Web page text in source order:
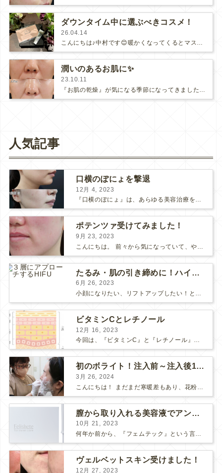
ダウンタイム中に選ぶべきコスメ！
26.04.14
こんにちは♪中村です😊暖かくなってくるとマスクすら暑くて、冬に比べるとダウンタイムを隠しづらくなります…😞美容の治療に力を入れた…
潤いのあるお肌に✨
23.10.11
人気記事
口横のぽにょを撃退
12月 4, 2023
『口横のぽにょ』は、あらゆる美容治療を行ってもなかなか良くならないことで有名ですね。 糸リフトは口横にフォーカスするのは難しいですし、ショッピングスレッドを毎月受けるにはコストがかかります… ...
ポテンツァ受けてみました！
9月 23, 2023
たるみ・肌の引き締めに！ハイフとポテンツァどっちがいい？
6月 26, 2023
小顔になりたい、リフトアップしたい！という方で、 HIFUにしようか、 ポテンツァにしようか、 と迷っている方も多いようです。 HIFUもポテンツァも、たるみや肌の引き締め効果のある人気の...
ビタミンCとレチノール
12月 16, 2023
今回は、『ビタミンC』と『レチノール』についてお話しします。 “美肌成分”の代表的な存在である「ビタミンC」と「レチノール」 美容意識の高い皆さまなら耳にしたことがあると思います。 それ...
初のボライト！注入前～注入後1週間の感想
3月 26, 2024
膣から取り入れる美容液でアンチエイジング
10月 21, 2023
何年か前から、『フェムテック』という言葉をよく耳にするようになりました。 フェムテックは、月経や出産、不妊、更年期など女性特有の健康課題をサポートするツールとして注目されていますね。 フェ...
ヴェルベットスキン受けました！
12月 27, 2023